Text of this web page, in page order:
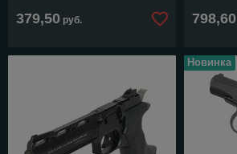
379,50 руб. 798,60
Новинка